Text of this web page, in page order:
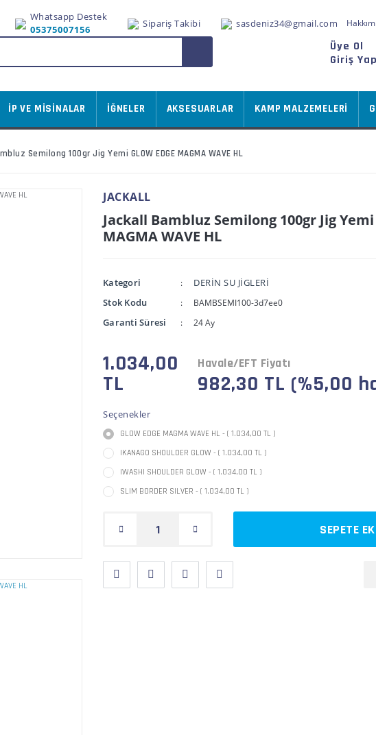
Whatsapp Destek
05375007156
Sipariş Takibi sasdeniz34@gmail.com
Üye Ol
Giriş Yap
İP VE MİSİNALAR İĞNELER AKSESUARLAR KAMP MALZEMELERİ
Semilong 100gr Jig Yemi GLOW EDGE MAGMA WAVE HL
JACKALL
Jackall Bambluz Semilong 100gr Jig Yemi
MAGMA WAVE HL
Kategori
DERİN SU JİGLERİ
Stok Kodu
BAMBSEMI100-3d7ee0
Garanti Süresi 24 Ay
1.034,00
TL
Havale/EFT Fiyatı
982,30 TL (%5,00
Seçenekler
GLOW EDGE MAGMA WAVE HL - ( 1.034,00 TL )
IKANAGO SHOULDER GLOW - ( 1.034,00 TL )
IWASHI SHOULDER GLOW - ( 1.034,00 TL )
SLIM BORDER SILVER - ( 1.034,00 TL )
SEPETE